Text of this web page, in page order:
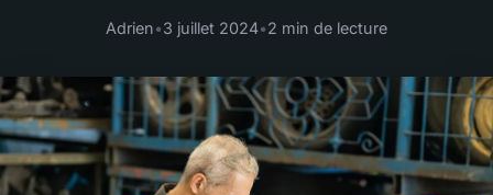
Adrien•3 juillet 2024•2 min de lecture